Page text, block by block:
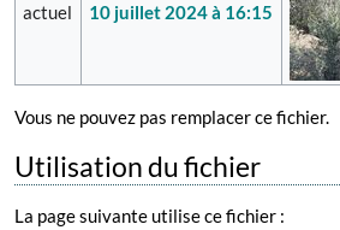
actuel
10 juillet 2024 à 16:15
Vous ne pouvez pas remplacer ce fichier.
Utilisation du fichier
La page suivante utilise ce fichier :